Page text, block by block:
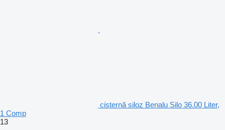
cisternă siloz Benalu Silo 36.00 Liter,
1 Comp
13